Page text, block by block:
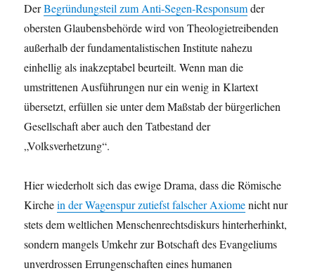
DerBegründungsteil zum Anti-Segen-Responsumder
obersten Glaubensbehörde wird von Theologietreibenden
außerhalb der fundamentalistischen Institute nahezu
einhellig als inakzeptabel beurteilt. Wenn man die
umstrittenen Ausführungen nur ein wenig in Klartext
übersetzt, erfüllen sie unter dem Maßstab der bürgerlichen
Gesellschaft aber auch den Tatbestand der
„Volksverhetzung“.
Hier wiederholt sich das ewige Drama, dass die Römische
Kirchein der Wagenspur zutiefst falscher Axiomenicht nur
stets dem weltlichen Menschenrechtsdiskurs hinterherhinkt,
sondern mangels Umkehr zur Botschaft des Evangeliums
unverdrossen Errungenschaften eines humanen